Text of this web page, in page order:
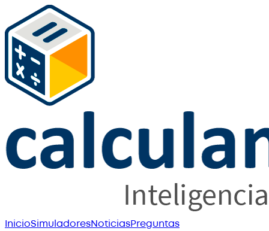
InicioSimuladoresNoticiasPreguntas